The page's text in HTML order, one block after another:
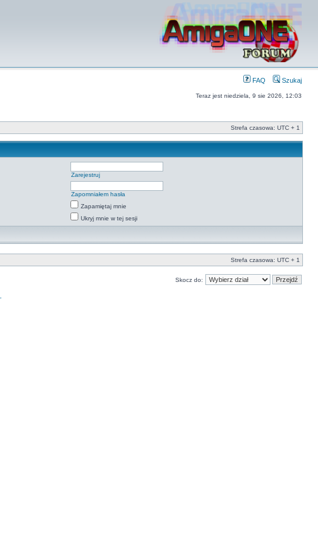
FAQ Szukaj
Teraz jest niedziela, 9 sie 2026, 12:03
Strefa czasowa: UTC + 1
Zarejestruj
Zapomniałem hasła
Zapamiętaj mnie
Ukryj mnie w tej sesji
Strefa czasowa: UTC + 1
Skocz do: